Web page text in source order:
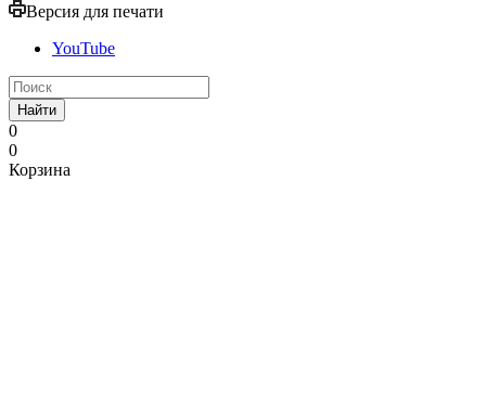
Версия для печати
YouTube
Найти
0
0
Корзина